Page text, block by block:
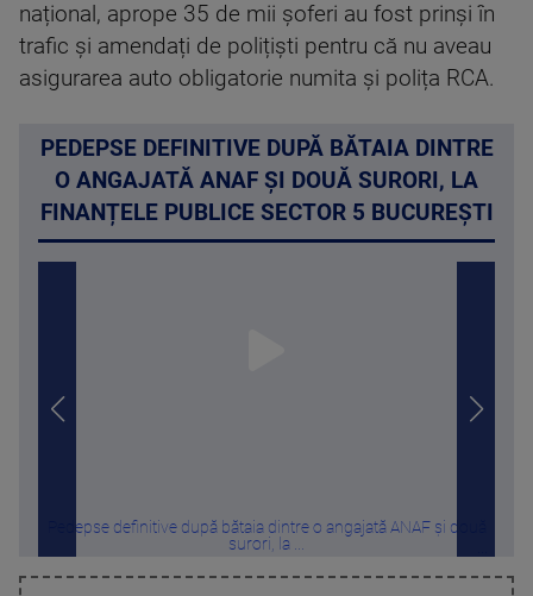
național, aprope 35 de mii șoferi au fost prinși în
trafic și amendați de polițiști pentru că nu aveau
asigurarea auto obligatorie numita și polița RCA.
PEDEPSE DEFINITIVE DUPĂ BĂTAIA DINTRE
O ANGAJATĂ ANAF ȘI DOUĂ SURORI, LA
FINANȚELE PUBLICE SECTOR 5 BUCUREȘTI
Pedepse definitive după bătaia dintre o angajată ANAF și două
surori, la ...